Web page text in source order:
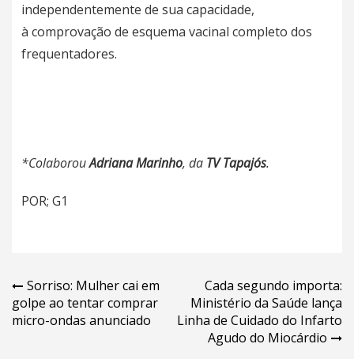
independentemente de sua capacidade,
à comprovação de esquema vacinal completo dos
frequentadores.
*ColaborouAdriana Marinho, da TV Tapajós.
POR; G1
Navegação
de
Sorriso: Mulher cai em
golpe ao tentar comprar
micro-ondas anunciado
Cada segundo importa:
Ministério da Saúde lança
Linha de Cuidado do Infarto
Agudo do Miocárdio